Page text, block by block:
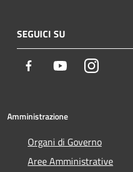
SEGUICI SU
Facebook YoutubeInstagram
Amministrazione
Organi di Governo
Aree Amministrative